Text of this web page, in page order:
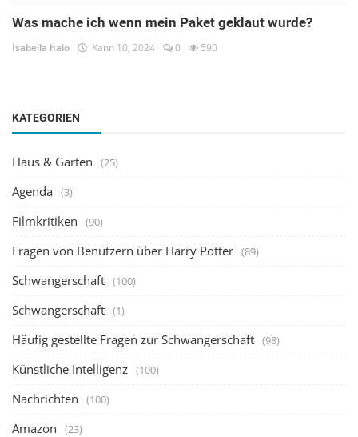
Was mache ich wenn mein Paket geklaut wurde?
İsabella halo Kann 10, 2024 0 590
KATEGORIEN
Haus & Garten (25)
Agenda (3)
Filmkritiken (90)
Fragen von Benutzern über Harry Potter (89)
Schwangerschaft (100)
Schwangerschaft (1)
Häufig gestellte Fragen zur Schwangerschaft (98)
Künstliche Intelligenz (100)
Nachrichten (100)
Amazon (23)